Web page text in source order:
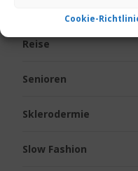
Cookie-
Reise
Senioren
Sklerodermie
Slow Fashion